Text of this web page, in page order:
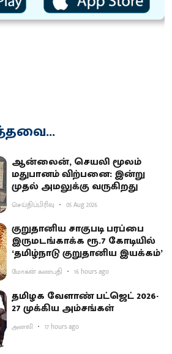
ஆன்லைன், செயலி மூலம்
மதுபானம் விற்பனை: இன்று
முதல் அமலுக்கு வருகிறது
செய்திப்பிரிவு 05 Aug 2026
குறுதானிய சாகுபடி பரப்பை
இருமடங்காக்க ரூ.7 கோடியில்
‘தமிழ்நாடு குறுதானிய இயக்கம்’
மோகன் கணபதி 16 hours ago
தமிழக வேளாண் பட்ஜெட் 2026-
27 முக்கிய அம்சங்கள்
அனலி 17 hours ago